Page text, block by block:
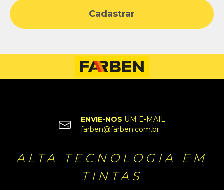
Cadastrar
ENVIE-NOS UM E-MAIL
farben@farben.com.br
ALTA TECNOLOGIA EM
TINTAS